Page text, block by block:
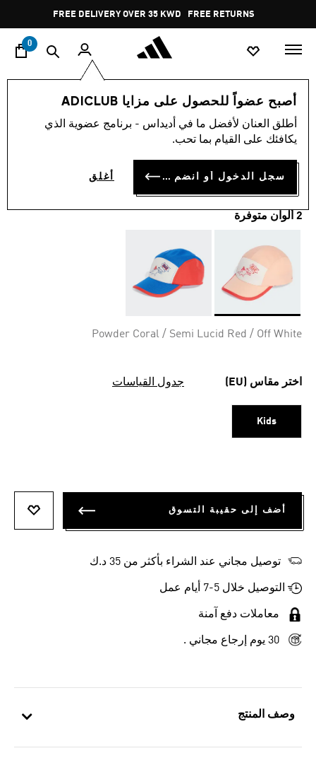
Pause
promotion
rotation
FREE DELIVERY OVER 35 KWD FREE RETURNS
0
أصبح عضواً للحصول على مزايا ADICLUB
أطلق العنان لأفضل ما في أديداس - برنامج عضوية الذي
يكافئك على القيام بما تحب.
سجل الدخول أو انضم الآن أغلق
وصف المنتج
الأطفال اكسسوارات
قبعة للأطفال الصغار
KD 7.25
2 ألوان متوفرة
Powder Coral / Semi Lucid Red / Off White
اختر مقاس (EU) جدول القياسات
Kids
أضف إلى حقيبة التسوق
توصيل مجاني عند الشراء بأكثر من 35 د.ك
التوصيل خلال 5-7 أيام عمل
معاملات دفع آمنة